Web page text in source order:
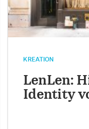
KREATION
LenLen:
Identity